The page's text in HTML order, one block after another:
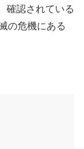
確認されている
の危機にある